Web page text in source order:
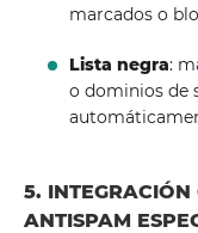
marcados o
Lista negra:
o dominios de
5.
ANTISPAM